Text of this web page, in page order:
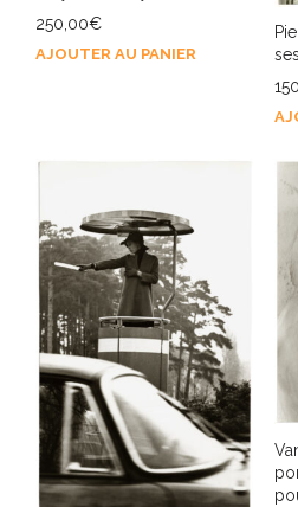
250,00€
AJOUTER AU PANIER